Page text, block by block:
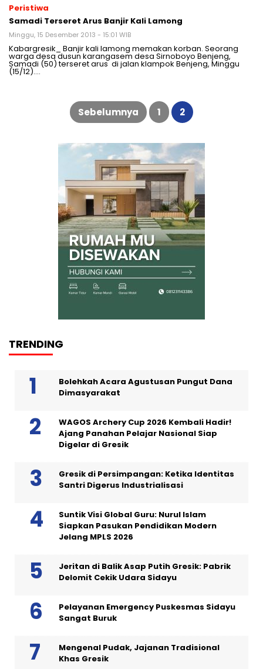
Peristiwa
Samadi Terseret Arus Banjir Kali Lamong
Minggu, 15 Desember 2013 - 15:01 WIB
Kabargresik_ Banjir kali lamong memakan korban. Seorang
warga desa dusun karangasem desa Sirnoboyo Benjeng,
Samadi (50) terseret arus di jalan klampok Benjeng, Minggu
(15/12)….
Paginasi
Sebelumnya 1 2
TRENDING
Bolehkah Acara Agustusan Pungut Dana
Dimasyarakat
WAGOS Archery Cup 2026 Kembali Hadir!
Ajang Panahan Pelajar Nasional Siap
Digelar di Gresik
Gresik di Persimpangan: Ketika Identitas
Santri Digerus Industrialisasi
Suntik Visi Global Guru: Nurul Islam
Siapkan Pasukan Pendidikan Modern
Jelang MPLS 2026
Jeritan di Balik Asap Putih Gresik: Pabrik
Delomit Cekik Udara Sidayu
Pelayanan Emergency Puskesmas Sidayu
Sangat Buruk
Mengenal Pudak, Jajanan Tradisional
Khas Gresik